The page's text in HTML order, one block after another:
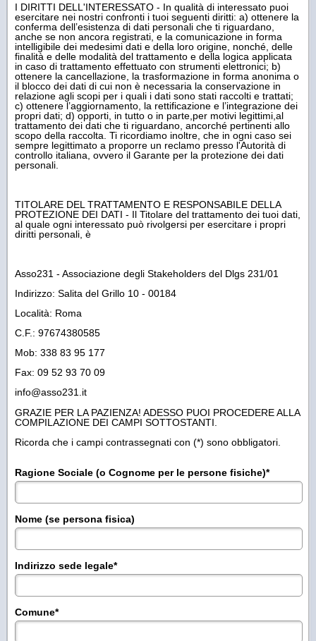
I DIRITTI DELL'INTERESSATO - In qualità di interessato puoi
esercitare nei nostri confronti i tuoi seguenti diritti: a) ottenere la
conferma dell’esistenza di dati personali che ti riguardano,
anche se non ancora registrati, e la comunicazione in forma
intelligibile dei medesimi dati e della loro origine, nonché, delle
finalità e delle modalità del trattamento e della logica applicata
in caso di trattamento effettuato con strumenti elettronici; b)
ottenere la cancellazione, la trasformazione in forma anonima o
il blocco dei dati di cui non è necessaria la conservazione in
relazione agli scopi per i quali i dati sono stati raccolti e trattati;
c) ottenere l’aggiornamento, la rettificazione e l’integrazione dei
propri dati; d) opporti, in tutto o in parte,per motivi legittimi,al
trattamento dei dati che ti riguardano, ancorché pertinenti allo
scopo della raccolta. Ti ricordiamo inoltre, che in ogni caso sei
sempre legittimato a proporre un reclamo presso l'Autorità di
controllo italiana, ovvero il Garante per la protezione dei dati
personali.
TITOLARE DEL TRATTAMENTO E RESPONSABILE DELLA
PROTEZIONE DEI DATI - Il Titolare del trattamento dei tuoi dati,
al quale ogni interessato può rivolgersi per esercitare i propri
diritti personali, è
Asso231 - Associazione degli Stakeholders del Dlgs 231/01
Indirizzo: Salita del Grillo 10 - 00184
Località: Roma
C.F.: 97674380585
Mob: 338 83 95 177
Fax: 09 52 93 70 09
info@asso231.it
GRAZIE PER LA PAZIENZA! ADESSO PUOI PROCEDERE ALLA
COMPILAZIONE DEI CAMPI SOTTOSTANTI.
Ricorda che i campi contrassegnati con (*) sono obbligatori.
Ragione Sociale (o Cognome per le persone fisiche)*
Nome (se persona fisica)
Indirizzo sede legale*
Comune*